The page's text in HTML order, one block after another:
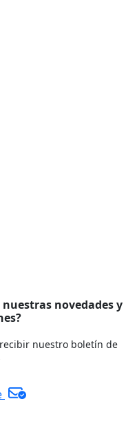
novedades y
nuestro boletín de